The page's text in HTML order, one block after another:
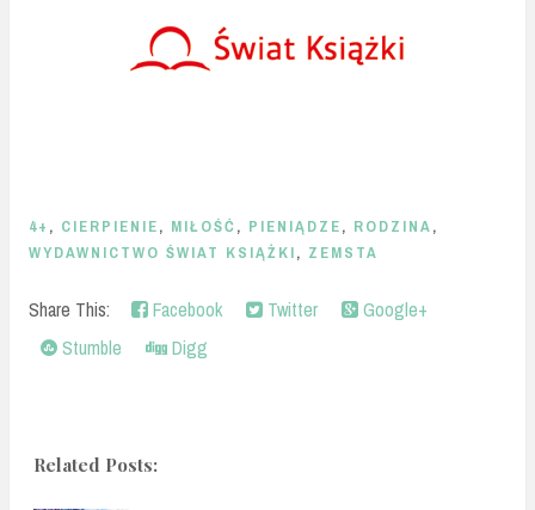
4+ , CIERPIENIE, MIŁOŚĆ , PIENIĄDZE, RODZINA,
WYDAWNICTWO ŚWIAT KSIĄŻKI, ZEMSTA
Share This: Facebook Twitter
Google+
Stumble
Digg
Related Posts: